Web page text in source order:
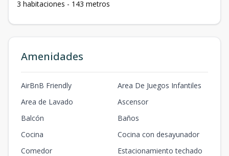
3 habitaciones - 143 metros
Amenidades
AirBnB Friendly
Area De Juegos Infantiles
Area de Lavado
Ascensor
Balcón
Baños
Cocina
Cocina con desayunador
Comedor
Estacionamiento techado